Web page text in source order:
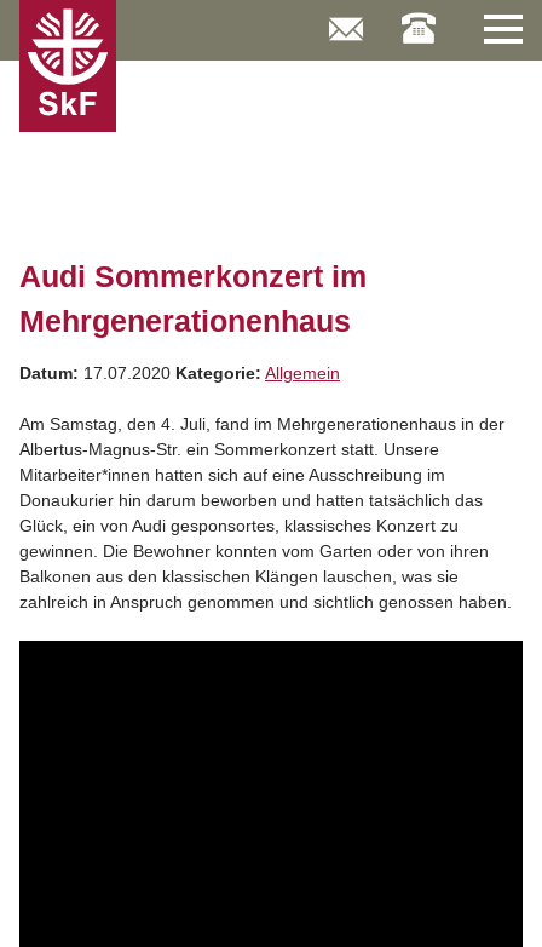
content
Audi Sommerkonzert im
Mehrgenerationenhaus
Datum: 17.07.2020 Kategorie: Allgemein
Am Samstag, den 4. Juli, fand im Mehrgenerationenhaus in der
Albertus-Magnus-Str. ein Sommerkonzert statt. Unsere
Mitarbeiter*innen hatten sich auf eine Ausschreibung im
Donaukurier hin darum beworben und hatten tatsächlich das
Glück, ein von Audi gesponsortes, klassisches Konzert zu
gewinnen. Die Bewohner konnten vom Garten oder von ihren
Balkonen aus den klassischen Klängen lauschen, was sie
zahlreich in Anspruch genommen und sichtlich genossen haben.